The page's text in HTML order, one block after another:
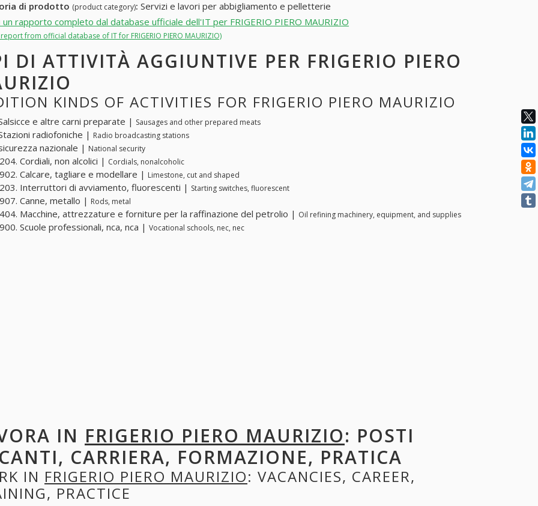
di prodotto (product category): Servizi e lavori per abbigliamento e pelletterie
rapporto completo dal database ufficiale dell'IT per FRIGERIO PIERO MAURIZIO
from official database of IT for FRIGERIO PIERO MAURIZIO)
DI ATTIVITÀ AGGIUNTIVE PER FRIGERIO PIERO
KINDS OF ACTIVITIES FOR FRIGERIO PIERO MAURIZIO
e altre carni preparate | Sausages and other prepared meats
radiofoniche | Radio broadcasting stations
nazionale | National security
Cordiali, non alcolici | Cordials, nonalcoholic
Calcare, tagliare e modellare | Limestone, cut and shaped
Interruttori di avviamento, fluorescenti | Starting switches, fluorescent
Canne, metallo | Rods, metal
Macchine, attrezzature e forniture per la raffinazione del petrolio | Oil refining machinery, equipment, and supplies
Scuole professionali, nca, nca | Vocational schools, nec, nec
IN FRIGERIO PIERO MAURIZIO: POSTI
CARRIERA, FORMAZIONE, PRATICA
IN FRIGERIO PIERO MAURIZIO: VACANCIES, CAREER,
PRACTICE